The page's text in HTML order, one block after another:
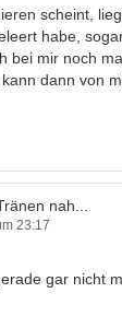
scheint,
habe,
bei mir noch
dann von
nah...
23:17
gar nicht